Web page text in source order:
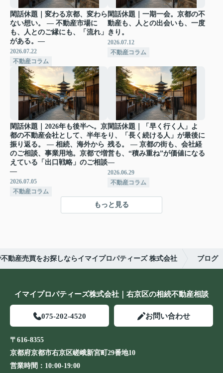
閑話休題｜変わる京都、変わら
ない想い。 ― 不動産市場に
も、人とのご縁にも、「流れ」
がある。―
2026.07.22
不動産コラム
閑話休題｜一期一会。京都の不
動産も、人との出会いも、一度
きり。
2026.07.12
不動産コラム
閑話休題｜2026年も後半へ。京
都の不動産会社として、半年を
振り返る。 ― 相続、海外から
のご相談、事業用地。京都で増
えている「出口戦略」のご相談
―
2026.07.05
不動産コラム
閑話休題｜「早く行く人」よ
り、「長く続ける人」が最後に
残る。 ― 京都の街も、会社経
営も、“積み重ね”が価値になる
―
2026.06.29
不動産コラム
もっと見る
動産売買をお探しならイマイプロパティーズ 株式会社 ブログ
イマイプロパティーズ株式会社｜右京区の相続不動産相談
075-202-4520 お問い合わせ
〒616-8355
京都府京都市右京区嵯峨新宮町29番地10
営業時間： 10:00-19:00